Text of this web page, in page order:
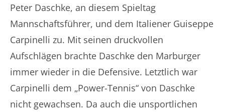
Peter Daschke, an diesem Spieltag
Mannschaftsführer, und dem Italiener Guiseppe
Carpinelli zu. Mit seinen druckvollen
Aufschlägen brachte Daschke den Marburger
immer wieder in die Defensive. Letztlich war
Carpinelli dem „Power-Tennis“ von Daschke
nicht gewachsen. Da auch die unsportlichen